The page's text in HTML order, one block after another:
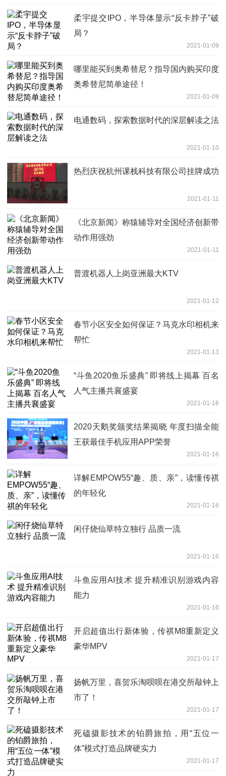
柔宇提交IPO，半导体显示“反卡脖子”破
局？
2021-01-09
哪里能买到奥希替尼？指导国内购买印度
奥希替尼简单途径！
2021-01-09
电通数码，探索数据时代的深层解读之法
2021-01-10
热烈庆祝杭州课栈科技有限公司挂牌成功
2021-01-11
《北京新闻》称猿辅导对全国经济创新带
动作用强劲
2021-01-11
普渡机器人上岗亚洲最大KTV
2021-01-12
春节小区安全如何保证？马克水印相机来
帮忙
2021-01-13
“斗鱼2020鱼乐盛典” 即将线上揭幕 百名
人气主播共襄盛宴
2021-01-16
2020天鹅奖颁奖结果揭晓 年度扫描全能
王获最佳手机应用APP荣誉
2021-01-16
详解EMPOW55“趣、质、亲”，读懂传祺
的年轻化
2021-01-16
闲仔烧仙草特立独行 品质一流
2021-01-16
斗鱼应用AI技术 提升精准识别游戏内容
能力
2021-01-16
开启超值出行新体验，传祺M8重新定义
豪华MPV
2021-01-17
扬帆万里，喜贺乐淘呗呗在港交所敲钟上
市了！
2021-01-17
死磕摄影技术的铂爵旅拍，用“五位一
体”模式打造品牌硬实力
2021-01-17